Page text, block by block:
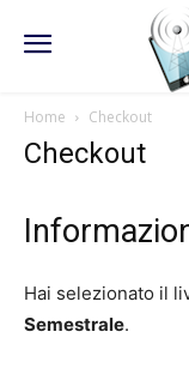
Home Checkout
Checkout
Hai selezionato il
Semestrale.